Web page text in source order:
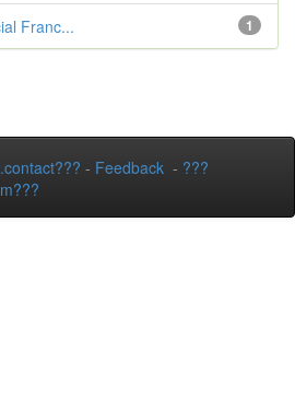
1
Franc...
- Feedback - ???